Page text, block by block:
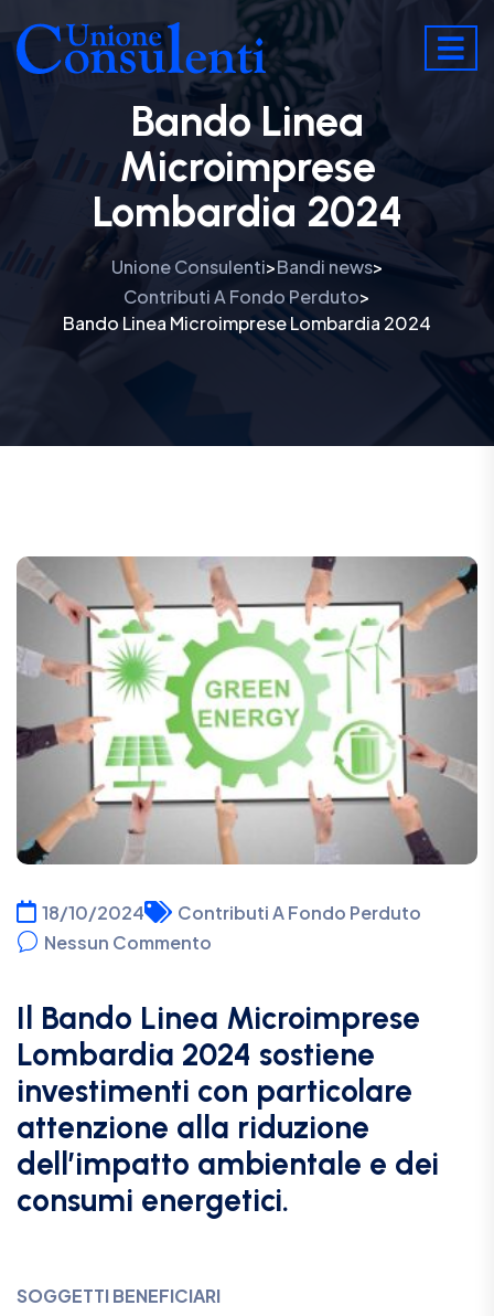
Bando Linea
Microimprese
Lombardia 2024
Unione Consulenti>Bandi news>
Contributi A Fondo Perduto>
Bando Linea Microimprese Lombardia 2024
18/10/2024
Contributi A Fondo Perduto
Nessun Commento
Il Bando Linea Microimprese
Lombardia 2024 sostiene
investimenti con particolare
attenzione alla riduzione
dell’impatto ambientale e dei
consumi energetici.
SOGGETTI BENEFICIARI